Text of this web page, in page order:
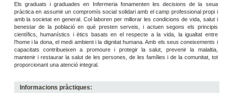
Els graduats i graduades en Infermeria fonamenten les decisions de la seua
pràctica en assumir un compromís social solidari amb el camp professional propi i
amb la societat en general. Col·laboren per millorar les condicions de vida, salut i
benestar de la població en què presten serveis, i actuen segons els principis
científics, humanístics i ètics basats en el respecte a la vida, la igualtat entre
l’home i la dona, el medi ambient i la dignitat humana. Amb els seus coneixements i
capacitats contribueixen a promoure i protegir la salut, prevenir la malaltia,
mantenir i restaurar la salut de les persones, de les famílies i de la comunitat, tot
proporcionant una atenció integral.
Informacions pràctiques: